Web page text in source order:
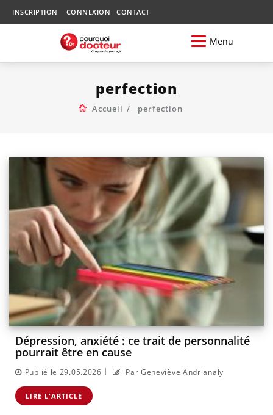
INSCRIPTION CONNEXION CONTACT
Menu
perfection
Accueil perfection
Dépression, anxiété : ce trait de personnalité
pourrait être en cause
Publié le 29.05.2026 | Par Geneviève Andrianaly
LIRE L'ARTICLE